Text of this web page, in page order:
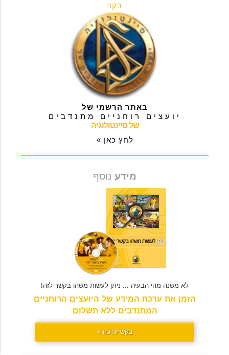
בקר
באתר הרשמי של
יועצים רוחניים מתנדבים
של סיינטולוגיה
לחץ כאן »
מידע נוסף
לא משנה מהי הבעיה ... ניתן לעשות משהו בקשר לזה!
הזמן את ערכת המידע של היועצים הרוחניים
המתנדבים ללא תשלום
בקש ערכה »